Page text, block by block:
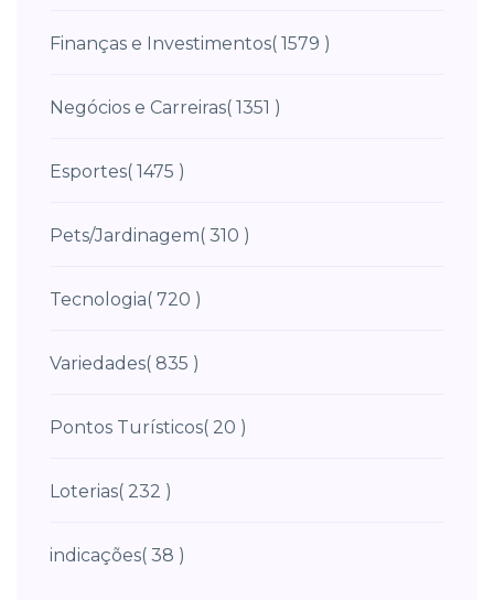
Finanças e Investimentos( 1579 )
Negócios e Carreiras( 1351 )
Esportes( 1475 )
Pets/Jardinagem( 310 )
Tecnologia( 720 )
Variedades( 835 )
Pontos Turísticos( 20 )
Loterias( 232 )
indicações( 38 )